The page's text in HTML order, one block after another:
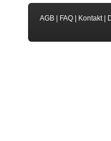
AGB FAQ Kontakt|